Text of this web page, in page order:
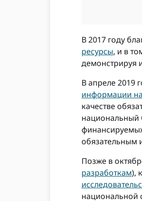
В 2017 году
ресурсы, и в
демонстрируя
В апреле 2019
информации
качестве
национальный
обязательным
Позже в
разработкам),
национальной